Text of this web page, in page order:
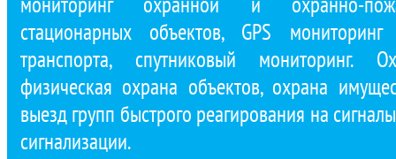
мониторинг охранной и охранно-
стационарных объектов, GPS
транспорта, спутниковый мониторинг.
физическая охрана объектов, охрана
выезд групп быстрого реагирования на
сигнализации.